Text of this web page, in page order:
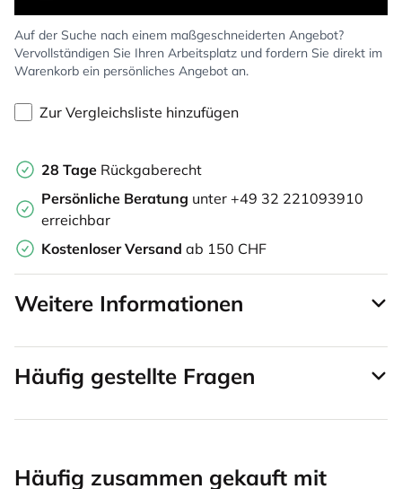
Auf der Suche nach einem maßgeschneiderten Angebot?
Vervollständigen Sie Ihren Arbeitsplatz und fordern Sie direkt im
Warenkorb ein persönliches Angebot an.
Zur Vergleichsliste hinzufügen
28 Tage Rückgaberecht
Persönliche Beratung unter +49 32 221093910
erreichbar
Kostenloser Versand ab 150 CHF
Weitere Informationen
Häufig gestellte Fragen
Häufig zusammen gekauft mit